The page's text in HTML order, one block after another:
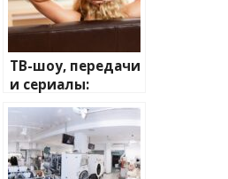
ТВ-шоу, передачи
и сериалы:
зеркало
современной
культуры